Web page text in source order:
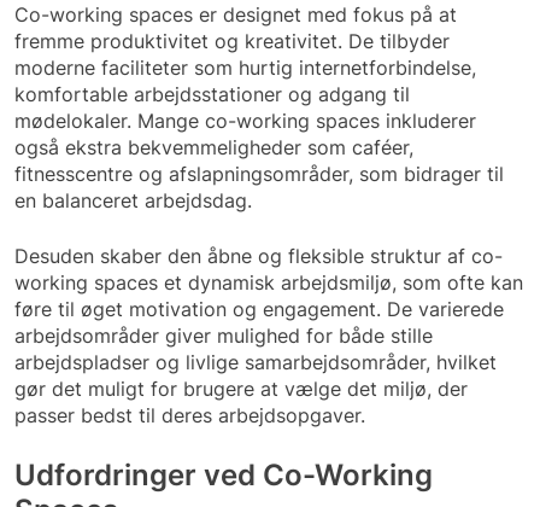
Co-working spaces er designet med fokus på at
fremme produktivitet og kreativitet. De tilbyder
moderne faciliteter som hurtig internetforbindelse,
komfortable arbejdsstationer og adgang til
mødelokaler. Mange co-working spaces inkluderer
også ekstra bekvemmeligheder som caféer,
fitnesscentre og afslapningsområder, som bidrager til
en balanceret arbejdsdag.
Desuden skaber den åbne og fleksible struktur af co-
working spaces et dynamisk arbejdsmiljø, som ofte kan
føre til øget motivation og engagement. De varierede
arbejdsområder giver mulighed for både stille
arbejdspladser og livlige samarbejdsområder, hvilket
gør det muligt for brugere at vælge det miljø, der
passer bedst til deres arbejdsopgaver.
Udfordringer ved Co-Working